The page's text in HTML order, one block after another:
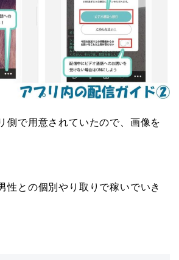
側で用意されていたので、画像を
性との個別やり取りで稼いでいき